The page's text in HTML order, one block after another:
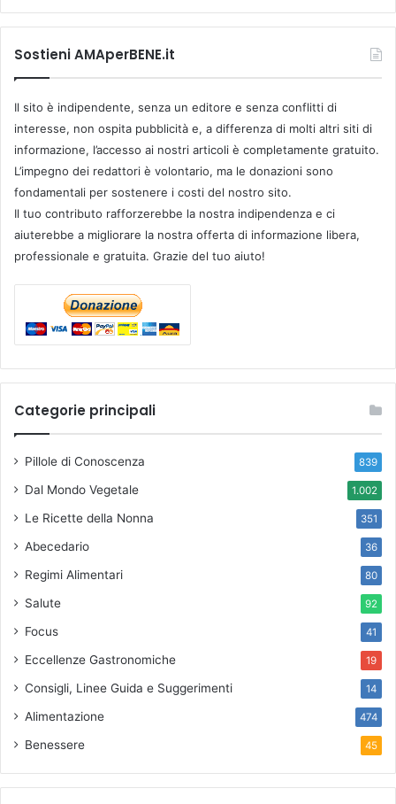
Sostieni AMAperBENE.it
Il sito è indipendente, senza un editore e senza conflitti di
interesse, non ospita pubblicità e, a differenza di molti altri siti di
informazione, l’accesso ai nostri articoli è completamente gratuito.
L’impegno dei redattori è volontario, ma le donazioni sono
fondamentali per sostenere i costi del nostro sito.
Il tuo contributo rafforzerebbe la nostra indipendenza e ci
aiuterebbe a migliorare la nostra offerta di informazione libera,
professionale e gratuita. Grazie del tuo aiuto!
Categorie principali
Pillole di Conoscenza 839
Dal Mondo Vegetale 1.002
Le Ricette della Nonna 351
Abecedario 36
Regimi Alimentari 80
Salute 92
Focus 41
Eccellenze Gastronomiche 19
Consigli, Linee Guida e Suggerimenti 14
Alimentazione 474
Benessere 45